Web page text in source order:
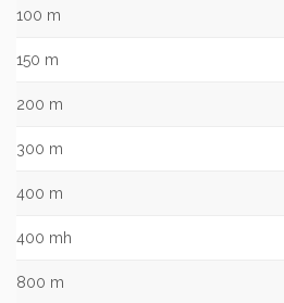
100 m
150 m
200 m
300 m
400 m
400 mh
800 m